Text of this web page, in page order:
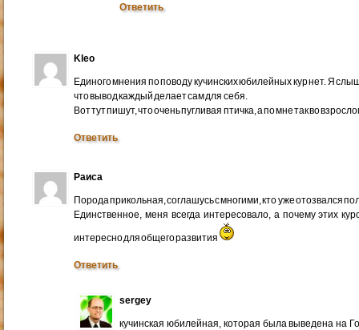
Ответить
Kleo
Единого мнения по поводу кучинских юбилейных кур нет. Я
что вывод каждый делает сам для себя.
Вот тут пишут, что очень пугливая птичка, а по мне так во
Ответить
Раиса
Порода прикольная, соглашусь с многими, кто уже отозвался
Единственное, меня всегда интересовало, а почему этих
интересно для общего развития
Ответить
sergey
кучинская юбилейная, которая была выведена на